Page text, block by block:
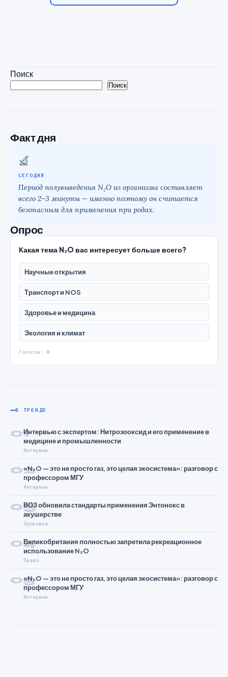
Поиск
Поиск
Факт дня
СЕГОДНЯ
Период полувыведения N₂O из организма составляет
всего 2–3 минуты — именно поэтому он считается
безопасным для применения при родах.
Опрос
Какая тема N₂O вас интересует больше всего?
Научные открытия
Транспорт и NOS
Здоровье и медицина
Экология и климат
Голосов: 0
В ТРЕНДЕ
01Интервью с экспертом: Нитрозооксид и его применение в
медицине и промышленности
Интервью
02«N₂O — это не просто газ, это целая экосистема»: разговор с
профессором МГУ
Интервью
03ВОЗ обновила стандарты применения Энтонокс в
акушерстве
Здоровье
04Великобритания полностью запретила рекреационное
использование N₂O
Право
05«N₂O — это не просто газ, это целая экосистема»: разговор с
профессором МГУ
Интервью